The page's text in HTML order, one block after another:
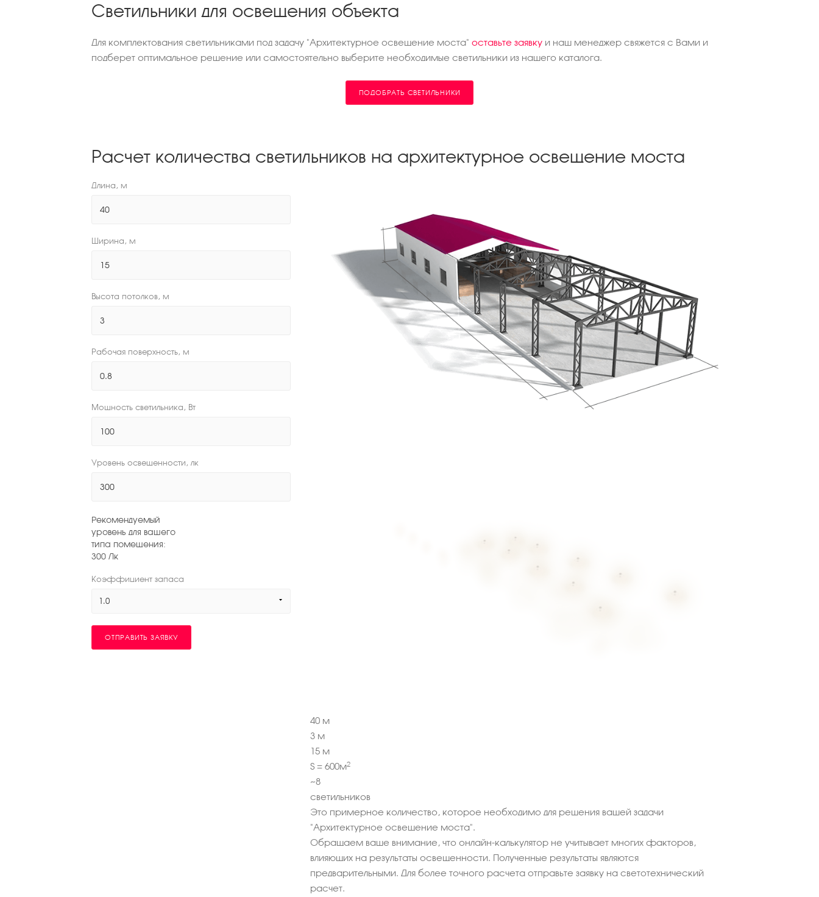
Светильники для освещения объекта
Для комплектования светильниками под задачу "Архитектурное освещение моста" оставьте заявку и наш менеджер свяжется с Вами и
подберет оптимальное решение или самостоятельно выберите необходимые светильники из нашего каталога.
ПОДОБРАТЬ СВЕТИЛЬНИКИ
Расчет количества светильников на архитектурное освещение моста
Длина, м
Ширина, м
Высота потолков, м
Рабочая поверхность, м
Мощность светильника, Вт
Уровень освещенности, лк
Рекомендуемый
уровень для вашего
типа помещения:
300 Лк
Коэффициент запаса
1.0
ОТПРАВИТЬ ЗАЯВКУ
40м
3м
15м
S = 600м2
~8
светильников
Это примерное количество, которое необходимо для решения вашей задачи
"Архитектурное освещение моста".
Обращаем ваше внимание, что онлайн-калькулятор не учитывает многих факторов,
влияющих на результаты освещенности. Полученные результаты являются
предварительными. Для более точного расчета отправьте заявку на светотехнический
расчет.